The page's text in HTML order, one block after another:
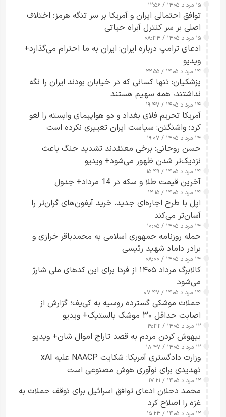
۱۵ مرداد ۱۴۰۵ / ۱۲:۵۶
توافق احتمالی ایران و آمریکا بر سر تنگه هرمز؛ اختلاف
اصلی بر سر کنترل آبراه حیاتی
۱۵ مرداد ۱۴۰۵ / ۰۸:۳۴
ادعای ترامپ درباره ایران: ایران به ما احترام می‌گذارد+
ویدیو
۱۴ مرداد ۱۴۰۵ / ۲۲:۵۵
پزشکیان: تنها کسانی که در خیابان بودند ایران را نگه
نداشتند، همه سهیم هستند
۱۴ مرداد ۱۴۰۵ / ۱۹:۴۷
آمریکا تحریم فلای بغداد و دو هواپیمای وابسته را لغو
کرد؛ واشنگتن: سیاست ایران تغییری نکرده است
۱۴ مرداد ۱۴۰۵ / ۱۹:۰۷
حسن روحانی: برخی معتقدند تشدید جنگ باعث
نزدیک‌تر شدن ظهور می‌شود+ ویدیو
۱۴ مرداد ۱۴۰۵ / ۱۵:۴۹
آخرین قیمت طلا و سکه در 14 مرداد+ جدول
۱۴ مرداد ۱۴۰۵ / ۱۲:۱۵
اپل با طرح اجاره‌ای جدید، خرید آیفون‌های گران‌تر را
آسان‌تر می‌کند
۱۴ مرداد ۱۴۰۵ / ۱۰:۰۵
حمله روزنامه جمهوری اسلامی به محمدباقر خرازی و
برادر داماد شهید رئیسی
۱۴ مرداد ۱۴۰۵ / ۰۸:۰۰
کالابرگ مرداد ۱۴۰۵ از فردا برای این کدهای ملی شارژ
می‌شود
۱۴ مرداد ۱۴۰۵ / ۰۷:۴۷
حملات موشکی گسترده روسیه به کی‌یف؛ گزارش از
اصابت حداقل ۳۰ موشک بالستیک+ ویدیو
۱۲ مرداد ۱۴۰۵ / ۱۹:۳۲
بیهوش کردن مردم به قصد تاراج اموال شان+ ویدیو
۱۲ مرداد ۱۴۰۵ / ۱۸:۴۷
وزارت دادگستری آمریکا: شکایت NAACP علیه xAI
تهدیدی برای نوآوری هوش مصنوعی است
۱۲ مرداد ۱۴۰۵ / ۱۷:۲۱
محمد دحلان ادعای توافق اسرائیل برای توقف حملات به
غزه را اصلاح کرد
۱۲ مرداد ۱۴۰۵ / ۱۵:۲۳